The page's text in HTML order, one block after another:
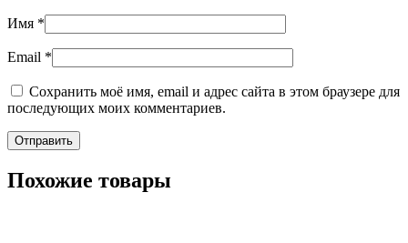
Имя *
Email *
Сохранить моё имя, email и адрес сайта в этом браузере для
последующих моих комментариев.
Похожие товары